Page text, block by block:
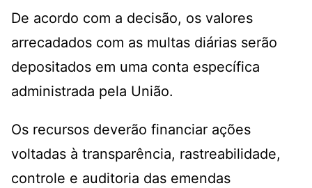
De acordo com a decisão, os valores
arrecadados com as multas diárias serão
depositados em uma conta específica
administrada pela União.
Os recursos deverão financiar ações
voltadas à transparência, rastreabilidade,
controle e auditoria das emendas